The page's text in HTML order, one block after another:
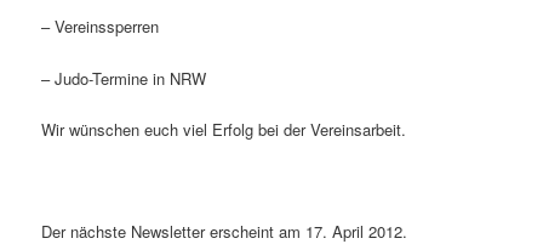
– Vereinssperren
– Judo-Termine in NRW
Wir wünschen euch viel Erfolg bei der Vereinsarbeit.
Der nächste Newsletter erscheint am 17. April 2012.